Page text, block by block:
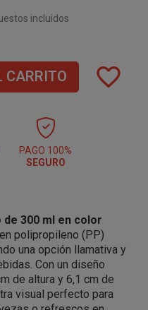
incluidos
CARRITO favorite_border
PAGO 100%
SEGURO
300 ml en color
polipropileno (PP)
una opción llamativa y
Con un diseño
de altura y 6,1 cm de
visual perfecto para